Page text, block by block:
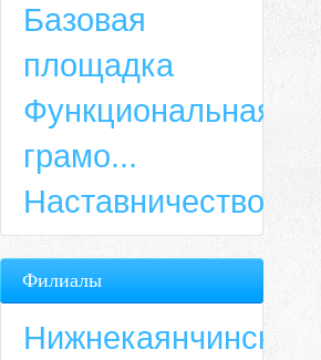
Базовая
площадка
Функциональная
грамо...
Наставничество
Филиалы
Нижнекаянчинская